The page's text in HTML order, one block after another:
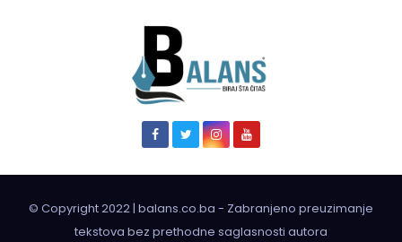
© Copyright 2022 | balans.co.ba - Zabranjeno preuzimanje
tekstova bez prethodne saglasnosti autora